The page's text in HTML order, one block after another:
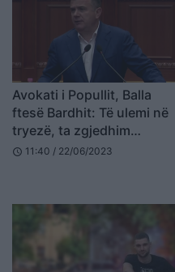
Avokati i Popullit, Balla
ftesë Bardhit: Të ulemi në
tryezë, ta zgjedhim
bashkë
schedule 11:40 / 22/06/2023